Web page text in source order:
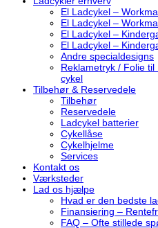
El Ladcykel –
El Ladcykel –
El Ladcykel –
El Ladcykel –
Andre specialdesigns
Reklametryk / Folie
cykel
Tilbehør & Reservedele
Tilbehør
Reservedele
Ladcykel batterier
Cykellåse
Cykelhjelme
Services
Kontakt os
Værksteder
Lad os hjælpe
Hvad er den bedste
Finansiering –
FAQ – Ofte stillede